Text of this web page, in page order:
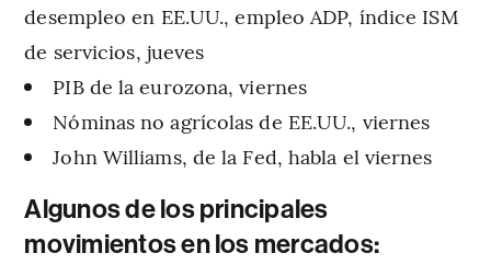
desempleo en EE.UU., empleo ADP, índice ISM
de servicios, jueves
PIB de la eurozona, viernes
Nóminas no agrícolas de EE.UU., viernes
John Williams, de la Fed, habla el viernes
Algunos de los principales
movimientos en los mercados: